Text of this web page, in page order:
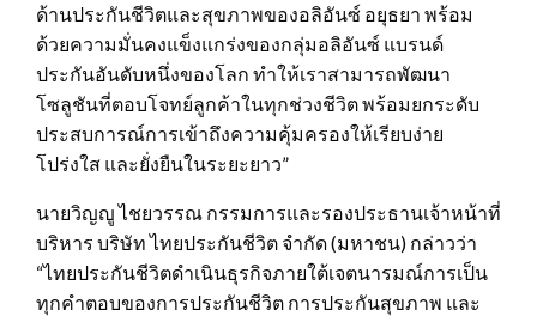
ด้านประกันชีวิตและสุขภาพของอลิอันซ์ อยุธยา พร้อม
ด้วยความมั่นคงแข็งแกร่งของกลุ่มอลิอันซ์ แบรนด์
ประกันอันดับหนึ่งของโลก ทำให้เราสามารถพัฒนา
โซลูชันที่ตอบโจทย์ลูกค้าในทุกช่วงชีวิต พร้อมยกระดับ
ประสบการณ์การเข้าถึงความคุ้มครองให้เรียบง่าย
โปร่งใส และยั่งยืนในระยะยาว”
นายวิญญู ไชยวรรณ กรรมการและรองประธานเจ้าหน้าที่
บริหาร บริษัท ไทยประกันชีวิต จำกัด (มหาชน) กล่าวว่า
“ไทยประกันชีวิตดำเนินธุรกิจภายใต้เจตนารมณ์การเป็น
ทุกคำตอบของการประกันชีวิต การประกันสุขภาพ และ